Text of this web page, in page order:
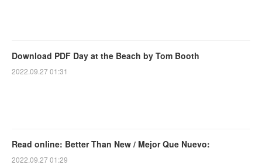
Download PDF Day at the Beach by Tom Booth
2022.09.27 01:31
Read online: Better Than New / Mejor Que Nuevo:
2022.09.27 01:29